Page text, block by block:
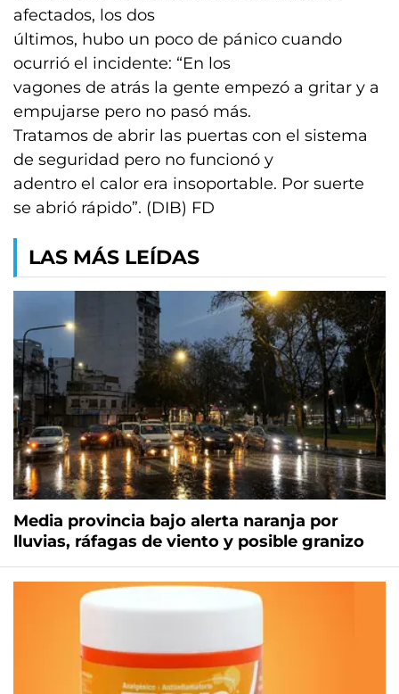
afectados, los dos
últimos, hubo un poco de pánico cuando
ocurrió el incidente: “En los
vagones de atrás la gente empezó a gritar y a
empujarse pero no pasó más.
Tratamos de abrir las puertas con el sistema
de seguridad pero no funcionó y
adentro el calor era insoportable. Por suerte
se abrió rápido”. (DIB) FD
LAS MÁS LEÍDAS
Media provincia bajo alerta naranja por
lluvias, ráfagas de viento y posible granizo